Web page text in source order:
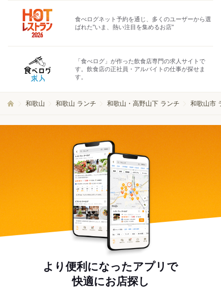
食べログネット予約を通じ、多くのユーザーから選
ばれた"いま、熱い注目を集めるお店"
「食べログ」が作った飲食店専門の求人サイトで
す。飲食店の正社員・アルバイトの仕事が探せま
す。
和歌山 和歌山 ランチ 和歌山・高野山下 ランチ 和歌山市
より便利になったアプリで
快適にお店探し